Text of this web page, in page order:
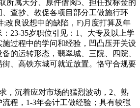
所属天分、原件借阅5、担任投标金的
查抄、敦促各项目部分工做施行环
;改良设想中的缺陷，F)月度打算及年
23-35岁职位引见：1、大专及以上学
施过程中的学问和经验，凹凸压开关设
的运转形态，翡翠城、三院、四院、
、高铁东城可就近放置。恪守合规要
沉着应对市场的猛烈波动，2、熟
程，1-3年会计工做经验；具有较强